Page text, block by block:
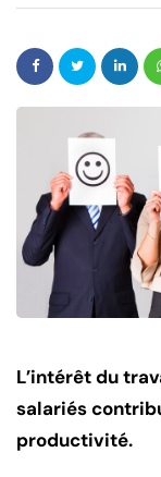
L’intérêt du
salariés
productivité.